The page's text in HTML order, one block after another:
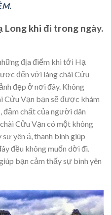
Long khi đi trong ngày.
địa điểm khi tới Hạ
đến với làng chài Cửu
đẹp ở nơi đây. Không
Cửu Vạn bạn sẽ được khám
đậm chất của người dân
Cửu Vạn có một không
yên ả, thanh bình giúp
đều không muốn dời đi.
bạn cảm thấy sự bình yên